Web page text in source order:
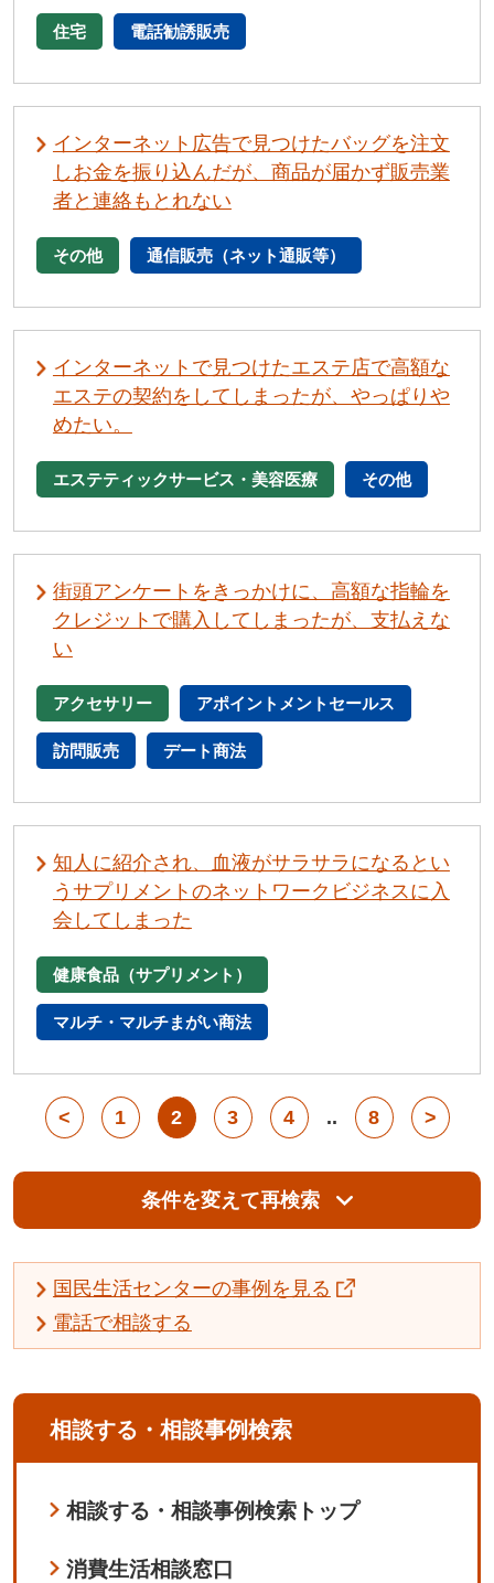
住宅 電話勧誘販売
インターネット広告で見つけたバッグを注文
しお金を振り込んだが、商品が届かず販売業
者と連絡もとれない
その他 通信販売（ネット通販等）
インターネットで見つけたエステ店で高額な
エステの契約をしてしまったが、やっぱりや
めたい。
エステティックサービス・美容医療 その他
街頭アンケートをきっかけに、高額な指輪を
クレジットで購入してしまったが、支払えな
い
アクセサリー アポイントメントセールス
訪問販売 デート商法
知人に紹介され、血液がサラサラになるとい
うサプリメントのネットワークビジネスに入
会してしまった
健康食品（サプリメント）
マルチ・マルチまがい商法
< 1 2 3 4 .. 8 >
条件を変えて再検索
国民生活センターの事例を見る
電話で相談する
相談する・相談事例検索
相談する・相談事例検索トップ
消費生活相談窓口